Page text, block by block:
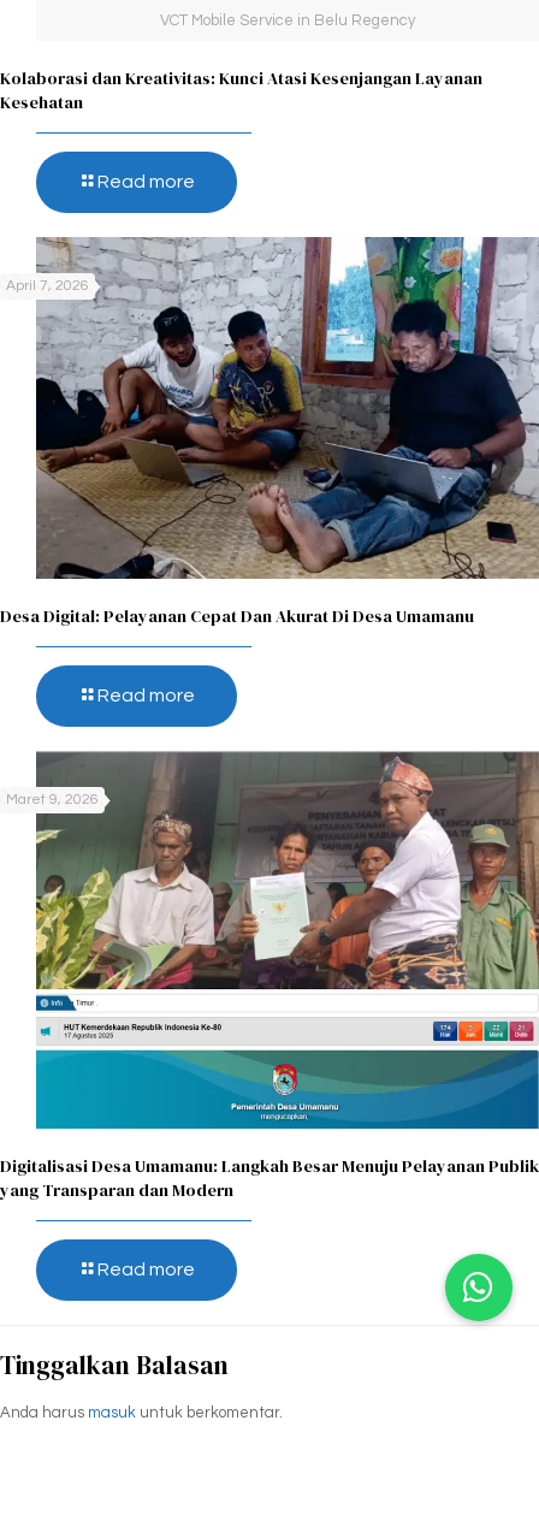
VCT Mobile Service in Belu Regency
Kolaborasi dan Kreativitas: Kunci Atasi Kesenjangan Layanan
Kesehatan
Read more
April 7, 2026
Desa Digital: Pelayanan Cepat Dan Akurat Di Desa Umamanu
Read more
Maret 9, 2026
Digitalisasi Desa Umamanu: Langkah Besar Menuju Pelayanan Publik
yang Transparan dan Modern
Read more
Tinggalkan Balasan
Anda harus masuk untuk berkomentar.